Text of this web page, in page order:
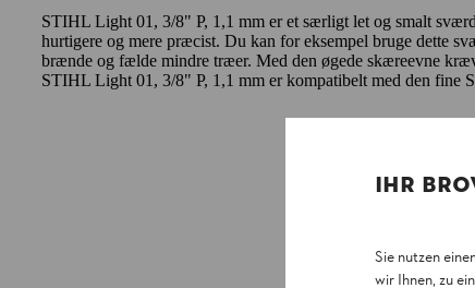
STIHL Light 01, 3/8" P, 1,1 mm er et særligt let og smalt
hurtigere og mere præcist. Du kan for eksempel bruge dette
brænde og fælde mindre træer. Med den øgede skæreevne
STIHL Light 01, 3/8" P, 1,1 mm er kompatibelt med den
IHR
Sie nutzen
wir Ihnen, zu